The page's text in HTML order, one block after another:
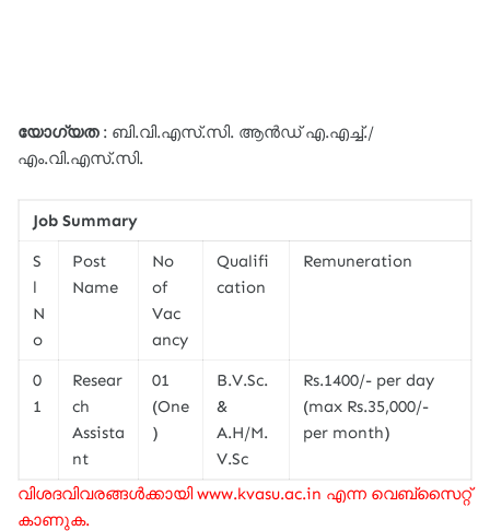
യോഗ്യത: ബി.വി.എസ്.സി. ആൻഡ് എ.എച്ച്./
എം.വി.എസ്.സി.
Job Summary
S
l
N
o
Post
Name
No
of
Vac
ancy
Qualifi
cation
Remuneration
0
1
Resear
ch
Assista
nt
01
(One
)
B.V.Sc.
&
A.H/M.
V.Sc
Rs.1400/- per day
(max Rs.35,000/-
per month)
വിശദവിവരങ്ങൾക്കായി www.kvasu.ac.in എന്ന വെബ്സൈറ്റ്
കാണുക.